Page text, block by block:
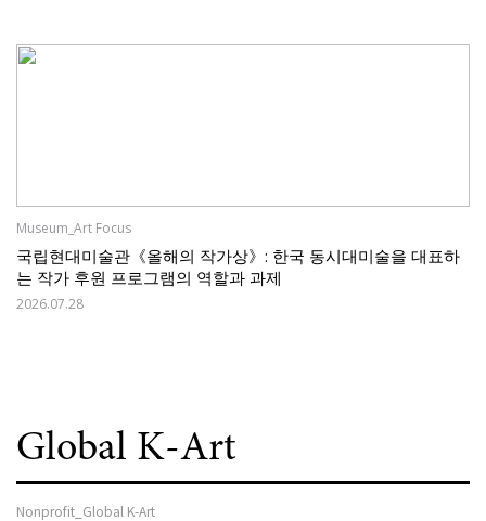
Museum_Art Focus
국립현대미술관《올해의 작가상》: 한국 동시대미술을 대표하
는 작가 후원 프로그램의 역할과 과제
2026.07.28
Global K-Art
Nonprofit_Global K-Art